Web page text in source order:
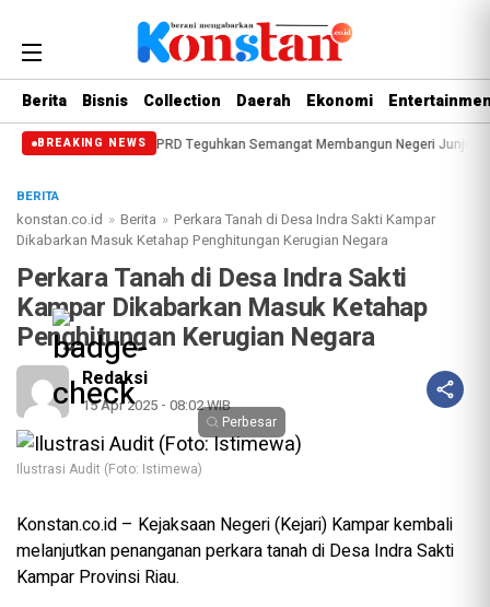
Berita Bisnis Collection Daerah Ekonomi
BREAKING NEWS
514 Bengkalis, DPRD Teguhkan Semangat Membangun Negeri Junjungan
BERITA
konstan.co.id » Berita » Perkara Tanah di Desa Indra Sakti Kampar
Dikabarkan Masuk Ketahap Penghitungan Kerugian Negara
Perkara Tanah di Desa Indra Sakti
Kampar Dikabarkan Masuk Ketahap
Penghitungan Kerugian Negara
Redaksi
15 Apr 2025 - 08:02 WIB
Perbesar
Ilustrasi Audit (Foto: Istimewa)
Konstan.co.id – Kejaksaan Negeri (Kejari) Kampar kembali
melanjutkan penanganan perkara tanah di Desa Indra Sakti
Kampar Provinsi Riau.